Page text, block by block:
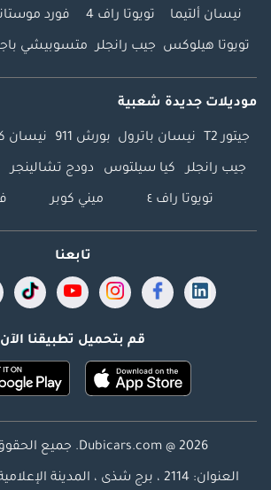
نيسان ألتيما تويوتا راف 4 فورد
تويوتا هيلوكس جيب رانجلر متسوبيشي
موديلات جديدة شعبية
جيتور T2 نيسان باترول بورش 911 نيسان
جيب رانجلر كيا سيلتوس دودج تشالينجر
تويوتا راف ٤ ميني كوبر
تابعنا
قم بتحميل تطبيقنا الآن
Dubicars.com @ 2026. جميع الحقوق محفوظة.
العنوان: 2114 ، برج شذى ، المدينة الإعلامية ، دبي ، الإمارات